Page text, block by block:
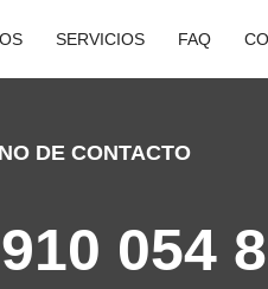
SERVICIOS FAQ
DE CONTACTO
910 054